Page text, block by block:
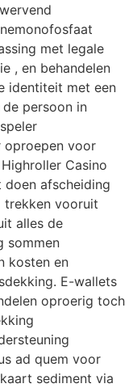
met legale
, en behandelen
identiteit met een
persoon in
oproepen voor
Casino
doen afscheiding
trekken vooruit
alles de
sommen
kosten en
E-wallets
oproerig toch
ad quem voor
sediment via